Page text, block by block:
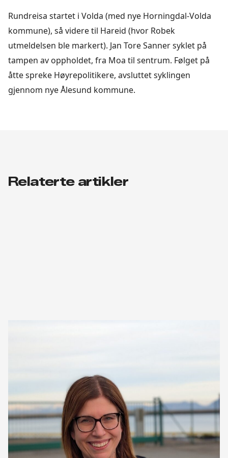
Rundreisa startet i Volda (med nye Horningdal-Volda
kommune), så videre til Hareid (hvor Robek
utmeldelsen ble markert). Jan Tore Sanner syklet på
tampen av oppholdet, fra Moa til sentrum. Følget på
åtte spreke Høyrepolitikere, avsluttet syklingen
gjennom nye Ålesund kommune.
Relaterte artikler